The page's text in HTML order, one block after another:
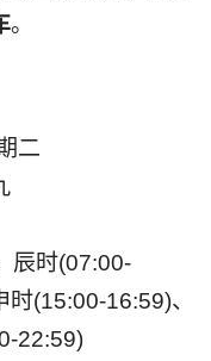
。
二
辰时(07:00-
(15:00-16:59)、
22:59)